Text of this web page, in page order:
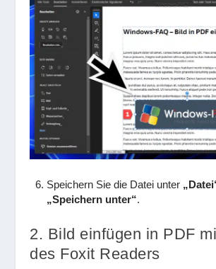
Speichern Sie die Datei unter
„Speichern unter“.
2. Bild einfügen in PDF
des Foxit Readers